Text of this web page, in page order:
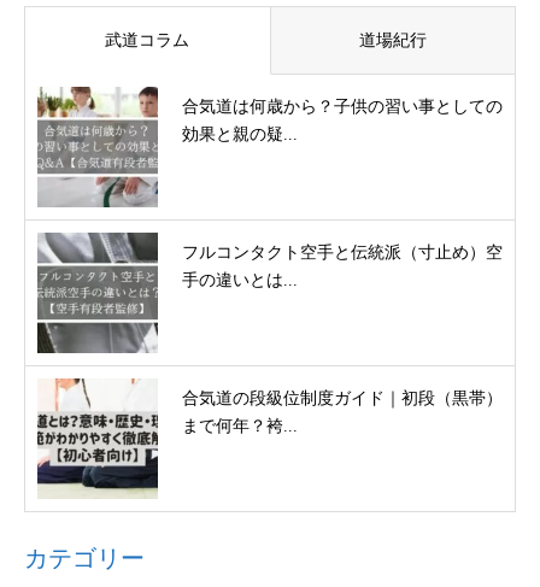
武道コラム 道場紀行
合気道は何歳から？子供の習い事としての
効果と親の疑...
フルコンタクト空手と伝統派（寸止め）空
手の違いとは...
合気道の段級位制度ガイド｜初段（黒帯）
まで何年？袴...
カテゴリー